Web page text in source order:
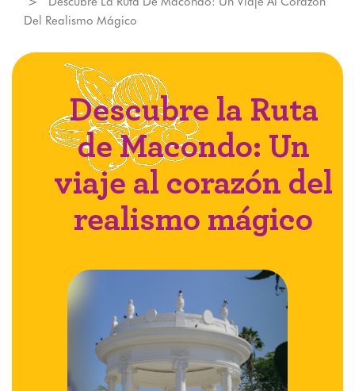
Del Realismo Mágico
Descubre la Ruta
de Macondo: Un
viaje al corazón del
realismo mágico